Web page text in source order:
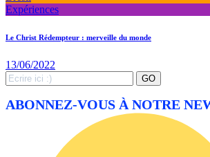
Expériences
Le Christ Rédempteur : merveille du monde
13/06/2022
Search
for:
GO
ABONNEZ-VOUS À NOTRE